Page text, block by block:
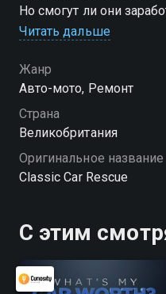
Но смогут ли они
проекте или потеряют
Посмотреть онлайн 2
классики вы можете
хорошем HD качестве
Читать дальше
Жанр
Авто-мото, Ремонт
Страна
Великобритания
Оригинальное название
Classic Car Rescue
С этим